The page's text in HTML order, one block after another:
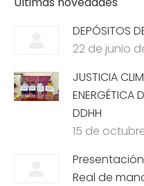
DEPÓSITOS
22 de junio
JUSTICIA
ENERGÉTICA
DDHH
15 de
Real de